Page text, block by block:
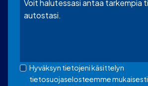
Hyväksyn tietojeni käsittelyn
tietosuojaselosteemme mukaisesti.